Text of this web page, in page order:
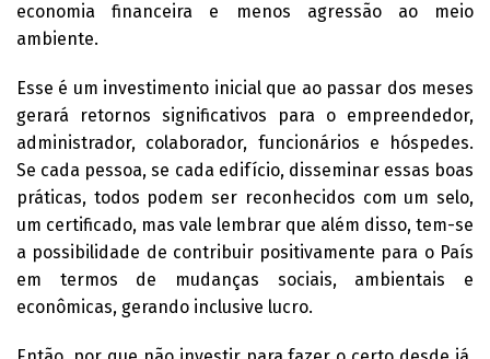
economia financeira e menos agressão ao meio
ambiente.
Esse é um investimento inicial que ao passar dos meses
gerará retornos significativos para o empreendedor,
administrador, colaborador, funcionários e hóspedes.
Se cada pessoa, se cada edifício, disseminar essas boas
práticas, todos podem ser reconhecidos com um selo,
um certificado, mas vale lembrar que além disso, tem-se
a possibilidade de contribuir positivamente para o País
em termos de mudanças sociais, ambientais e
econômicas, gerando inclusive lucro.